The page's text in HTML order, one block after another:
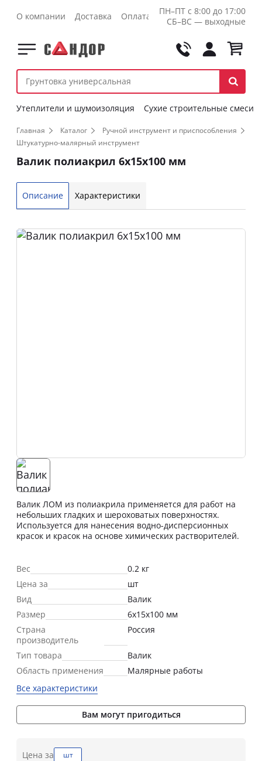
О компании Доставка Оплата Контакты Оптовикам
ПН–ПТ с 8:00 до 17:00
СБ–ВС — выходные
Утеплители и шумоизоляция Сухие строительные смеси
Главная Каталог
Ручной инструмент и приспособления
Штукатурно-малярный инструмент
Валик полиакрил 6х15х100 мм
Описание Характеристики
Валик ЛОМ из полиакрила применяется для работ на
небольших гладких и шероховатых поверхностях.
Используется для нанесения водно-дисперсионных
красок и красок на основе химических растворителей.
Вес
0.2 кг
Цена за
шт
Вид
Валик
Размер
6х15х100 мм
Страна
производитель
Россия
Тип товара
Валик
Область применения
Малярные работы
Все характеристики
Вам могут пригодиться
Цена за шт